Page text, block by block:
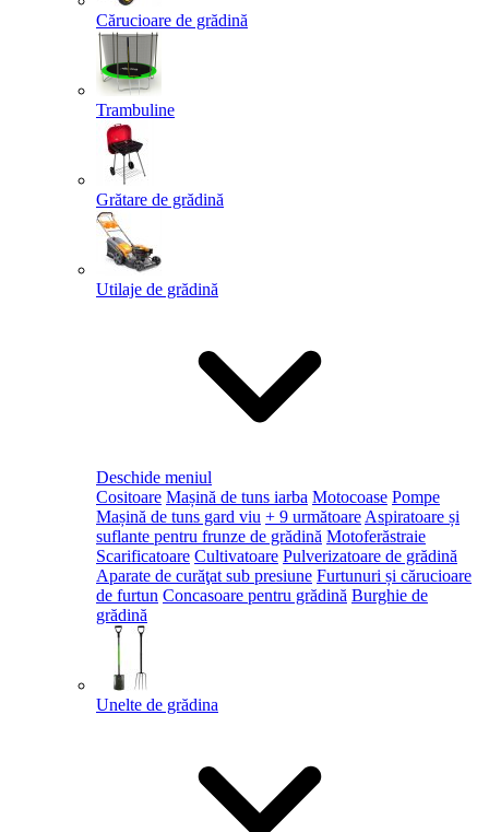
Cărucioare de grădină
Trambuline
Grătare de grădină
Utilaje de grădină
Deschide meniul
Cositoare Mașină de tuns iarba Motocoase Pompe
Mașină de tuns gard viu + 9 următoare Aspiratoare și
suflante pentru frunze de grădină Motoferăstraie
Scarificatoare Cultivatoare Pulverizatoare de grădină
Aparate de curăţat sub presiune Furtunuri și cărucioare
de furtun Concasoare pentru grădină Burghie de
grădină
Unelte de grădina